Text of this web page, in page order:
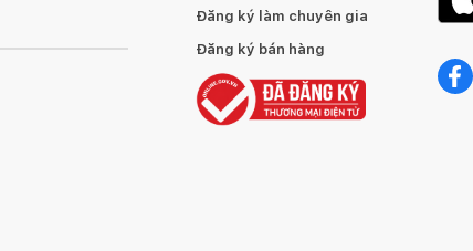
Đăng ký làm chuyên gia
Đăng ký bán hàng